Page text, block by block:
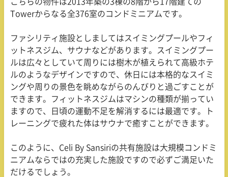
Towerからなる全376室のコンドミニアムです。
ファシリティ施設としましてはスイミングプールやフィ
ットネスジム、サウナなどがあります。スイミングプー
ルは広々としていて周りには樹木が植えられて高級ホテ
ルのようなデザインですので、休日には本格的なスイミ
ングや周りの景色を眺めながらのんびりと過ごすことが
できます。フィットネスジムはマシンの種類が揃ってい
ますので、日頃の運動不足を解消するには最適です。ト
レーニングで疲れた体はサウナで癒すことができます。
このように、Celi By Sansiriの共有施設は大規模コンドミ
ニアムならではの充実した施設ですので必ずご満足いた
だけるでしょう。